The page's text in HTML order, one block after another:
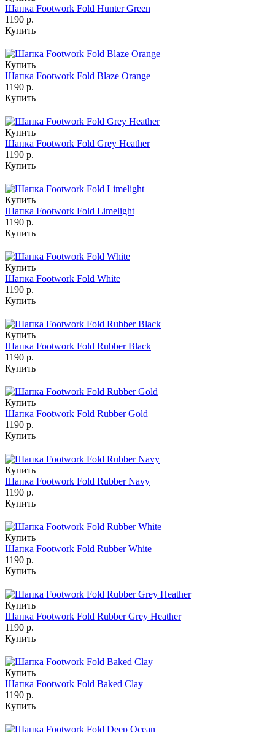
Шапка Footwork Fold Hunter Green
1190 р.
Купить
Купить
Шапка Footwork Fold Blaze Orange
1190 р.
Купить
Купить
Шапка Footwork Fold Grey Heather
1190 р.
Купить
Купить
Шапка Footwork Fold Limelight
1190 р.
Купить
Купить
Шапка Footwork Fold White
1190 р.
Купить
Купить
Шапка Footwork Fold Rubber Black
1190 р.
Купить
Купить
Шапка Footwork Fold Rubber Gold
1190 р.
Купить
Купить
Шапка Footwork Fold Rubber Navy
1190 р.
Купить
Купить
Шапка Footwork Fold Rubber White
1190 р.
Купить
Купить
Шапка Footwork Fold Rubber Grey Heather
1190 р.
Купить
Купить
Шапка Footwork Fold Baked Clay
1190 р.
Купить